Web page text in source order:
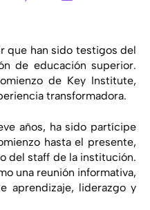
que han sido testigos del
de educación superior.
de Key Institute,
transformadora.
años, ha sido partícipe
hasta el presente,
del staff de la institución.
una reunión informativa,
aprendizaje, liderazgo y